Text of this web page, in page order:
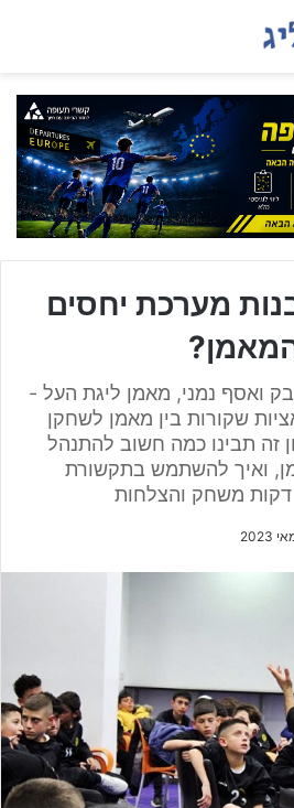
מערכת יחסים
ואסף נמני, מאמן ליגת העל -
שקורות בין מאמן לשחקן
זה תבינו כמה חשוב להתנהל
ואיך להשתמש בתקשורת
דקות משחק והצלחות